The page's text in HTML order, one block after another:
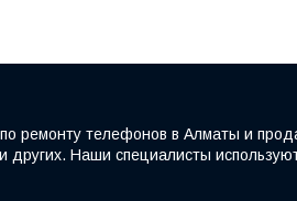
телефонов в Алматы и
других. Наши специалисты